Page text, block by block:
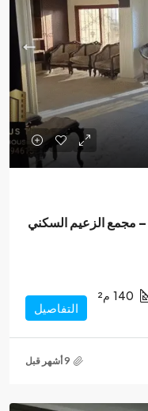
– مجمع الزعيم السكني
140 م²
التفاصيل